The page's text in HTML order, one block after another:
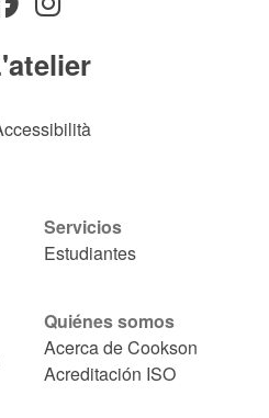
Servicios
Estudiantes
Quiénes somos
Acerca de Cookson
Acreditación ISO